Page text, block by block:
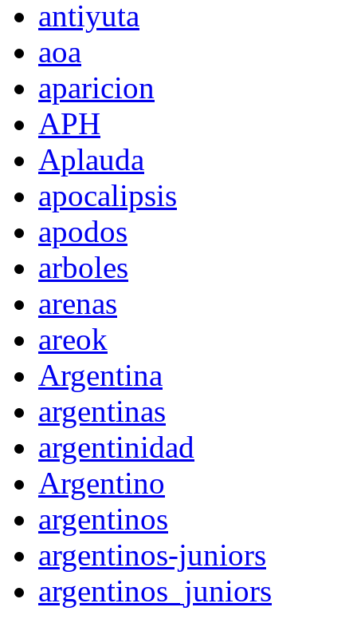
antiyuta
aoa
aparicion
APH
Aplauda
apocalipsis
apodos
arboles
arenas
areok
Argentina
argentinas
argentinidad
Argentino
argentinos
argentinos-juniors
argentinos_juniors